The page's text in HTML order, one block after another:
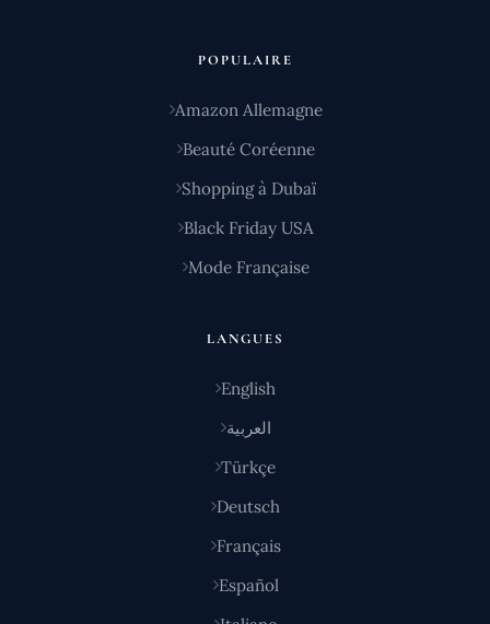
POPULAIRE
Amazon Allemagne
Beauté Coréenne
Shopping à Dubaï
Black Friday USA
Mode Française
LANGUES
English
العربية
Türkçe
Deutsch
Français
Español